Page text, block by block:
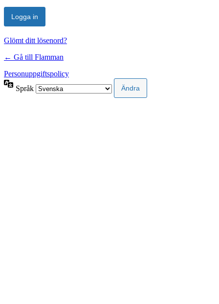
Glömt ditt lösenord?
← Gå till Flamman
Personuppgiftspolicy
Språk